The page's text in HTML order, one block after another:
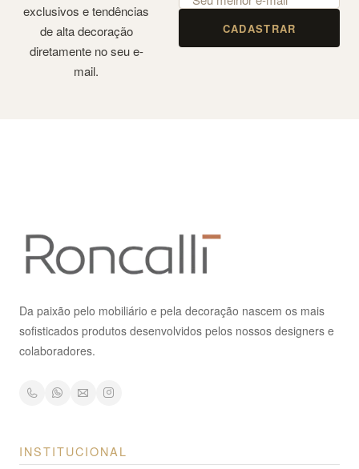
exclusivos e tendências
de alta decoração
diretamente no seu e-
mail.
CADASTRAR
Da paixão pelo mobiliário e pela decoração nascem os mais
sofisticados produtos desenvolvidos pelos nossos designers e
colaboradores.
INSTITUCIONAL